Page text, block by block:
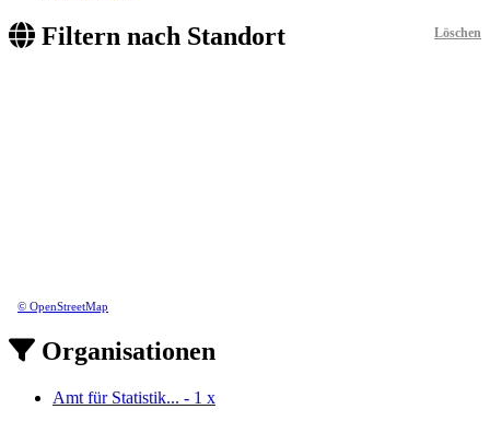
Filtern nach Standort Löschen
© OpenStreetMap
Organisationen
Amt für Statistik... - 1 x